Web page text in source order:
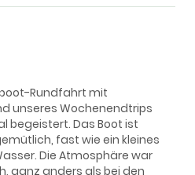
Rundfahrt mit
unseres Wochenendtrips
begeistert. Das Boot ist
fast wie ein kleines
Die Atmosphäre war
ganz anders als bei den